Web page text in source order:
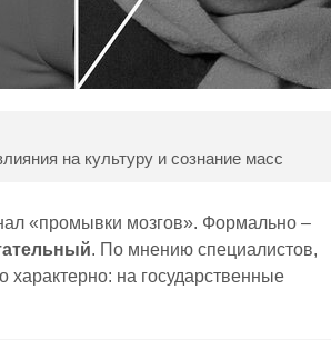
на культуру и сознание масс
«промывки мозгов». Формально –
. По мнению специалистов,
на государственные